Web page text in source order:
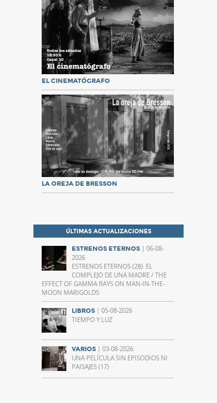
EL CINEMATÓGRAFO
LA OREJA DE BRESSON
ÚLTIMAS ACTUALIZACIONES
ESTRENOS ETERNOS | 06-08-
2026
ESTRENOS ETERNOS (28): EL
COMPLEJO DE UNA MADRE / THE
EFFECT OF GAMMA RAYS ON MAN-IN-THE-
MOON MARIGOLDS
LIBROS | 05-08-2026
TIEMPO Y LUZ
VARIOS | 03-08-2026
UNA PELÍCULA SIN EPISODIOS NI
PAISAJES (17)